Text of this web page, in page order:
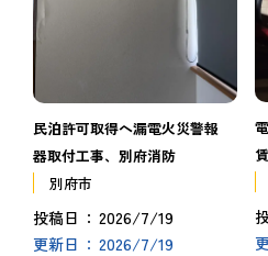
民泊許可取得へ漏電火災警報
器取付工事、別府消防
別府市
投稿日 2026/7/19
更新日 2026/7/19